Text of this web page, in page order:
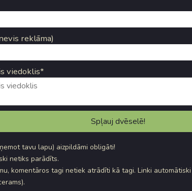
reklāma)
viedoklis*
tavu lapu) aizpildāmi obligāti!
netiks parādīts.
komentāros tagi netiek atrādīti kā tagi. Linki